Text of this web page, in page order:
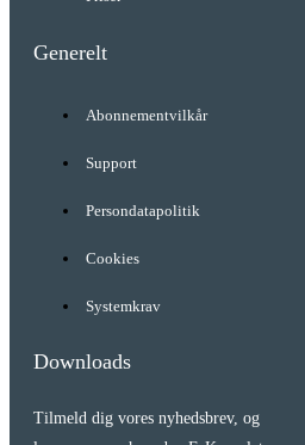
Generelt
Abonnementvilkår
Support
Persondatapolitik
Cookies
Systemkrav
Downloads
Tilmeld dig vores nyhedsbrev, og